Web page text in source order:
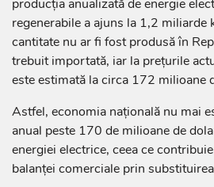
producția anualizată de energie
regenerabile a ajuns la 1,2 miliarde
cantitate nu ar fi fost produsă în
trebuit importată, iar la prețurile
este estimată la circa 172 milioane
Astfel, economia națională nu mai
anual peste 170 de milioane de
energiei electrice, ceea ce
balanței comerciale prin